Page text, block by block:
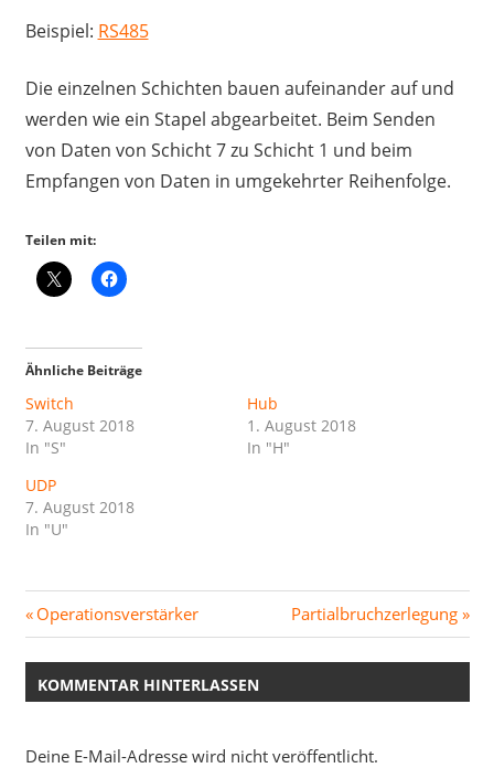
Beispiel: RS485
Die einzelnen Schichten bauen aufeinander auf und
werden wie ein Stapel abgearbeitet. Beim Senden
von Daten von Schicht 7 zu Schicht 1 und beim
Empfangen von Daten in umgekehrter Reihenfolge.
Teilen mit:
Ähnliche Beiträge
Switch
7. August 2018
In "S"
Hub
1. August 2018
In "H"
UDP
7. August 2018
In "U"
Beitragsnavigation
Vorheriger
Beitrag:
Operationsverstärker
Nächster
Beitrag:
Partialbruchzerlegung
KOMMENTAR HINTERLASSEN
Deine E-Mail-Adresse wird nicht veröffentlicht.